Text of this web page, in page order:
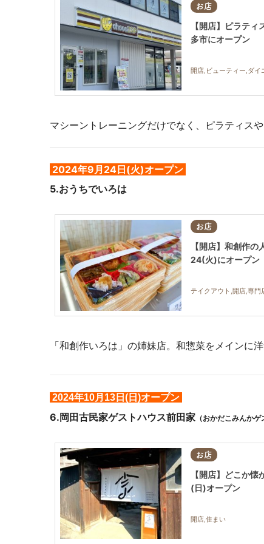
お店
【開店】ピラテ
多市にオープン
開店,ビューティー,ダイ
マシーントレーニングだけでなく、ピラティスや
2024年9月24日(火)オープン
5.おうちでいろは
お店
【開店】和創作
24(火)にオープン
テイクアウト,開店,専門
「和創作いろは」の姉妹店。和惣菜をメインに
2024年10月13日(日)オープン
6.岡田古民家ゲストハウス前田家 （おかだこみんかゲ
お店
【開店】どこか
(日)オープン
開店,住まい